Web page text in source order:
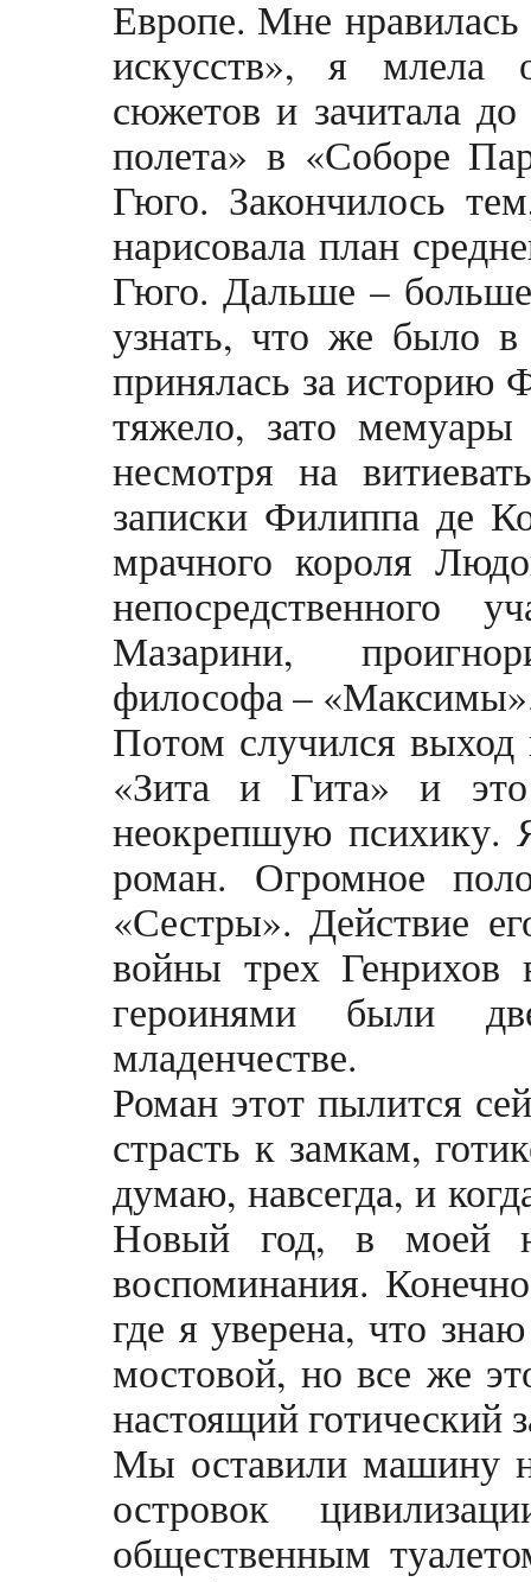
Европе. Мне нравилась
искусств», я млела
сюжетов и зачитала
полета» в «Соборе
Гюго. Закончилось
нарисовала план
Гюго. Дальше –
узнать, что же было
принялась за историю
тяжело, зато мемуары
несмотря на
записки Филиппа де
мрачного короля
непосредственного
Мазарини,
философа –
Потом случился
«Зита и Гита» и
неокрепшую психику.
роман. Огромное
«Сестры». Действие
войны трех
героинями были
младенчестве.
Роман этот пылится
страсть к замкам,
думаю, навсегда, и
Новый год, в моей
воспоминания.
где я уверена, что
мостовой, но все же
настоящий готический
Мы оставили машину
островок
общественным